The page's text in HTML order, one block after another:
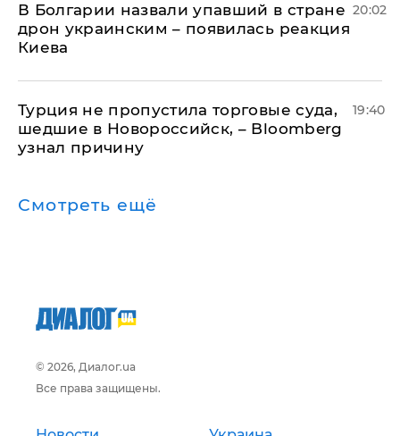
В Болгарии назвали упавший в стране
дрон украинским – появилась реакция
Киева
20:02
Турция не пропустила торговые суда,
шедшие в Новороссийск, – Bloomberg
узнал причину
19:40
Смотреть ещё
© 2026, Диалог.ua
Все права защищены.